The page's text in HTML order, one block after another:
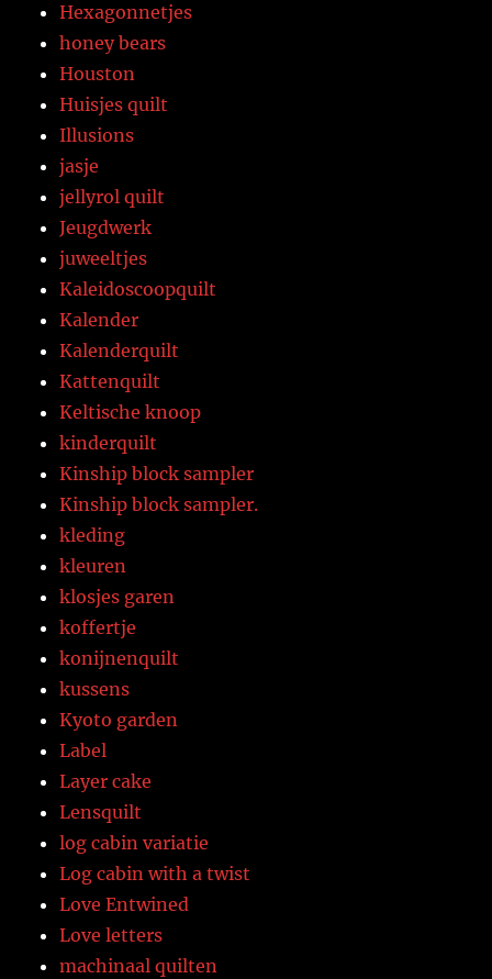
Hexagonnetjes
honey bears
Houston
Huisjes quilt
Illusions
jasje
jellyrol quilt
Jeugdwerk
juweeltjes
Kaleidoscoopquilt
Kalender
Kalenderquilt
Kattenquilt
Keltische knoop
kinderquilt
Kinship block sampler
Kinship block sampler.
kleding
kleuren
klosjes garen
koffertje
konijnenquilt
kussens
Kyoto garden
Label
Layer cake
Lensquilt
log cabin variatie
Log cabin with a twist
Love Entwined
Love letters
machinaal quilten